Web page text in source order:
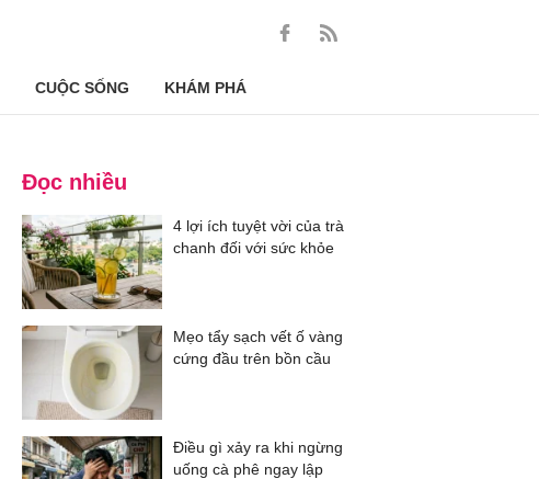
CUỘC SỐNG KHÁM PHÁ
Đọc nhiều
4 lợi ích tuyệt vời của trà
chanh đối với sức khỏe
Mẹo tẩy sạch vết ố vàng
cứng đầu trên bồn cầu
Điều gì xảy ra khi ngừng
uống cà phê ngay lập